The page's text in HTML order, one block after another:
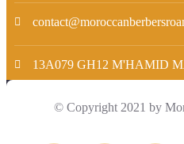
13A079 GH12 M'HAMID
© Copyright 2021 by